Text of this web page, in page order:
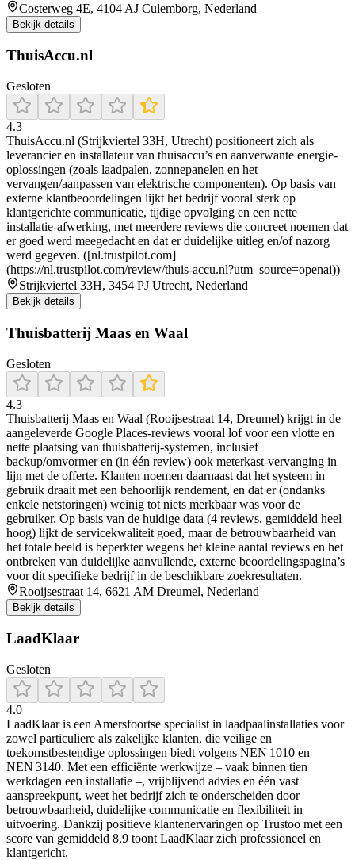
Costerweg 4E, 4104 AJ Culemborg, Nederland
Bekijk details
ThuisAccu.nl
Gesloten
4.3
ThuisAccu.nl (Strijkviertel 33H, Utrecht) positioneert zich als
leverancier en installateur van thuisaccu’s en aanverwante energie-
oplossingen (zoals laadpalen, zonnepanelen en het
vervangen/aanpassen van elektrische componenten). Op basis van
externe klantbeoordelingen lijkt het bedrijf vooral sterk op
klantgerichte communicatie, tijdige opvolging en een nette
installatie-afwerking, met meerdere reviews die concreet noemen dat
er goed werd meegedacht en dat er duidelijke uitleg en/of nazorg
werd gegeven. ([nl.trustpilot.com]
(https://nl.trustpilot.com/review/thuis-accu.nl?utm_source=openai))
Strijkviertel 33H, 3454 PJ Utrecht, Nederland
Bekijk details
Thuisbatterij Maas en Waal
Gesloten
4.3
Thuisbatterij Maas en Waal (Rooijsestraat 14, Dreumel) krijgt in de
aangeleverde Google Places-reviews vooral lof voor een vlotte en
nette plaatsing van thuisbatterij-systemen, inclusief
backup/omvormer en (in één review) ook meterkast-vervanging in
lijn met de offerte. Klanten noemen daarnaast dat het systeem in
gebruik draait met een behoorlijk rendement, en dat er (ondanks
enkele netstoringen) weinig tot niets merkbaar was voor de
gebruiker. Op basis van de huidige data (4 reviews, gemiddeld heel
hoog) lijkt de servicekwaliteit goed, maar de betrouwbaarheid van
het totale beeld is beperkter wegens het kleine aantal reviews en het
ontbreken van duidelijke aanvullende, externe beoordelingspagina’s
voor dit specifieke bedrijf in de beschikbare zoekresultaten.
Rooijsestraat 14, 6621 AM Dreumel, Nederland
Bekijk details
LaadKlaar
Gesloten
4.0
LaadKlaar is een Amersfoortse specialist in laadpaalinstallaties voor
zowel particuliere als zakelijke klanten, die veilige en
toekomstbestendige oplossingen biedt volgens NEN 1010 en
NEN 3140. Met een efficiënte werkwijze – vaak binnen tien
werkdagen een installatie –, vrijblijvend advies en één vast
aanspreekpunt, weet het bedrijf zich te onderscheiden door
betrouwbaarheid, duidelijke communicatie en flexibiliteit in
uitvoering. Dankzij positieve klantenervaringen op Trustoo met een
score van gemiddeld 8,9 toont LaadKlaar zich professioneel en
klantgericht.